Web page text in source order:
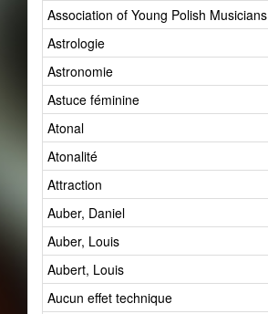
Association of Young Polish Musicians
Astrologie
Astronomie
Astuce féminine
Atonal
Atonalité
Attraction
Auber, Daniel
Auber, Louis
Aubert, Louis
Aucun effet technique